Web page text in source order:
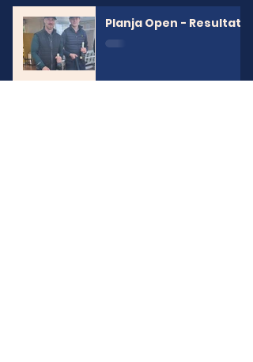
Planja Open - Resultat